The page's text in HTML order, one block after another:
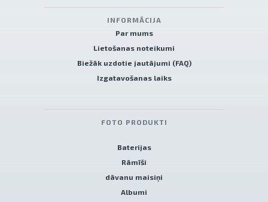
INFORMĀCIJA
Par mums
Lietošanas noteikumi
Biežāk uzdotie jautājumi (FAQ)
Izgatavošanas laiks
FOTO PRODUKTI
Baterijas
Rāmīši
dāvanu maisiņi
Albumi